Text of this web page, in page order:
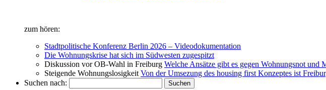
zum hören:
Stadtpolitische Konferenz Berlin 2026 – Videodokumentation
Die Wohnungskrise hat sich im Südwesten zugespitzt
Diskussion vor OB-Wahl in Freiburg Welche Ansätze gibt es gegen Wohnungsnot und
Steigende Wohnungslosigkeit Von der Umsezung des housing first Konzeptes ist
Suchen nach: